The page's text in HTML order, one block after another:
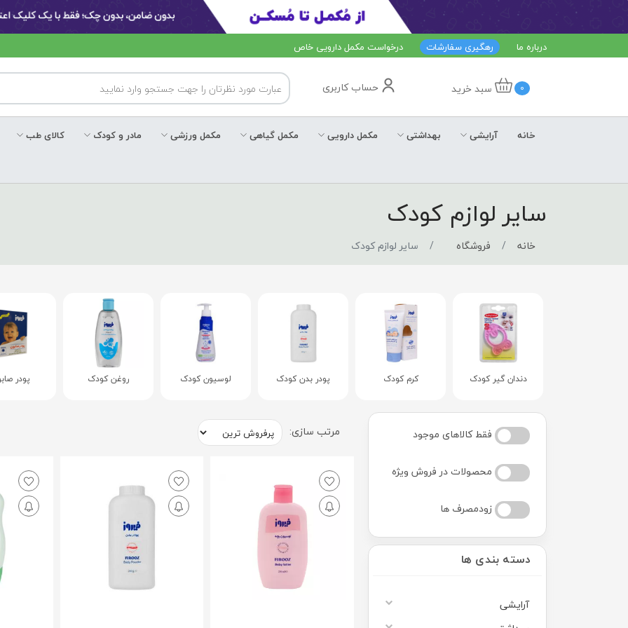
درباره ما رهگیری سفارشات درخواست مکمل دارویی خاص
0 سبد خرید حساب کاربری
خانه آرایشی بهداشتی مکمل دارویی مکمل گیاهی مکمل ورزشی مادر و کودک کالای طب
سایر لوازم کودک
خانه فروشگاه سایر لوازم کودک
دندان گیر کودک کرم کودک پودر بدن کودک لوسیون کودک روغن کودک پودر
فقط کالاهای موجود
محصولات در فروش ویژه
زودمصرف ها
دسته بندی ها
آرایشی
مرتب سازی: